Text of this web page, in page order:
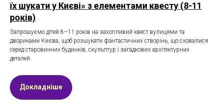
їх шукати у Києві» з елементами квесту (8-11
років)
Запрошуємо дітей 8–11 років на захопливий квест вулицями та
двориками Києва, щоб розшукати фантастичних створінь, що сховалися
серед старовинних будинків, скульптур і загадкових архітектурних
деталей.
Докладніше